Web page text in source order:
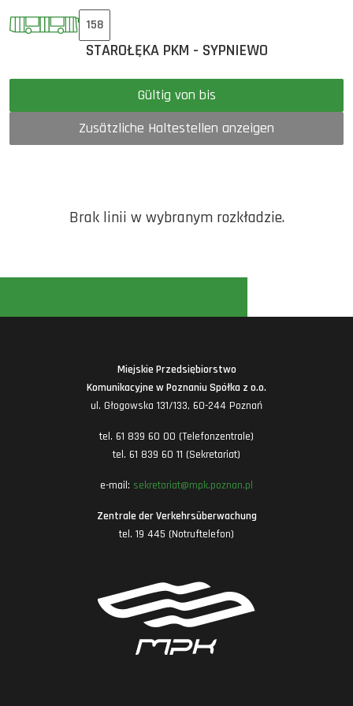
158
STAROŁĘKA PKM - SYPNIEWO
Gültig von bis
Zusätzliche Haltestellen anzeigen
Brak linii w wybranym rozkładzie.
Miejskie Przedsiębiorstwo
Komunikacyjne w Poznaniu Spółka z o.o.
ul. Głogowska 131/133, 60-244 Poznań
tel. 61 839 60 00 (Telefonzentrale)
tel. 61 839 60 11 (Sekretariat)
e-mail: sekretariat@mpk.poznan.pl
Zentrale der Verkehrsüberwachung
tel. 19 445 (Notruftelefon)